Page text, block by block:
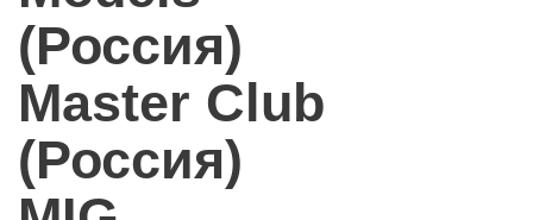
(Россия)
Master Club
(Россия)